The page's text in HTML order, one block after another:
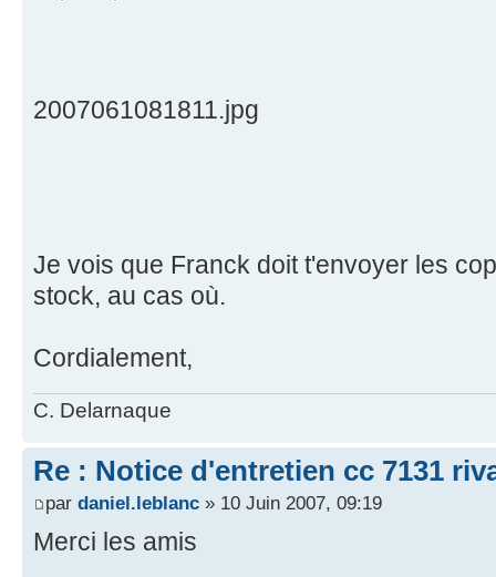
2007061081811.jpg
Je vois que Franck doit t'envoyer les
stock, au cas où.
Cordialement,
C. Delarnaque
Re : Notice d'entretien cc 7131
par daniel.leblanc » 10 Juin 2007, 09:19
Merci les amis